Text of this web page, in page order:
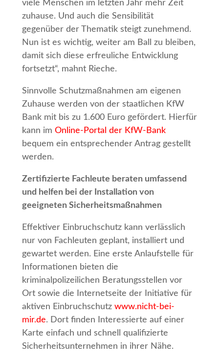
viele Menschen im letzten Jahr mehr Zeit
zuhause. Und auch die Sensibilität
gegenüber der Thematik steigt zunehmend.
Nun ist es wichtig, weiter am Ball zu bleiben,
damit sich diese erfreuliche Entwicklung
fortsetzt“, mahnt Rieche.
Sinnvolle Schutzmaßnahmen am eigenen
Zuhause werden von der staatlichen KfW
Bank mit bis zu 1.600 Euro gefördert. Hierfür
kann im Online-Portal der KfW-Bank
bequem ein entsprechender Antrag gestellt
werden.
Zertifizierte Fachleute beraten umfassend
und helfen bei der Installation von
geeigneten Sicherheitsmaßnahmen
Effektiver Einbruchschutz kann verlässlich
nur von Fachleuten geplant, installiert und
gewartet werden. Eine erste Anlaufstelle für
Informationen bieten die
kriminalpolizeilichen Beratungsstellen vor
Ort sowie die Internetseite der Initiative für
aktiven Einbruchschutzwww.nicht-bei-
mir.de. Dort finden Interessierte auf einer
Karte einfach und schnell qualifizierte
Sicherheitsunternehmen in ihrer Nähe.